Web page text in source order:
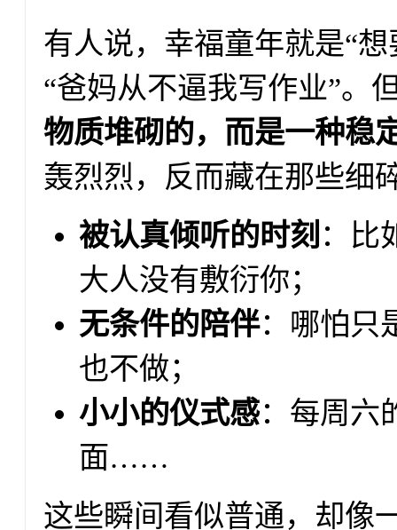
有人说，幸福童年就是“
“爸妈从不逼我写作业”。
物质堆砌的，而是一种稳
轰烈烈，反而藏在那些细
被认真倾听的时刻 ：比
大人没有敷衍你；
无条件的陪伴：哪怕只
也不做；
小小的仪式感：每周六
面……
这些瞬间看似普通，却像